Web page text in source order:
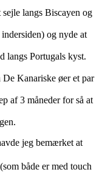
langs Biscayen og
og nyde at
langs Portugals kyst.
Kanariske øer et par
af 3 måneder for så at
jeg bemærket at
både er med touch